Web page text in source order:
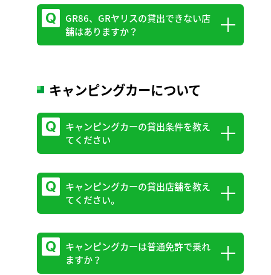
貸出条件は次の通りです。
こと
普通自動車（マニュアル）免許 免許
取得3年以上の方の運転に限る
者の事前申し出があった場合は除く）
交通法規を遵守し、安全運転を心がけ
ること
その他事項については、トヨタレンタ
カー貸渡約款の定めるところとする
GR86、GRヤリスの貸出できない店
舗はありますか？
武蔵浦和駅前店と春日部店では貸出ができ
ません。
キャンピングカーについて
キャンピングカーの貸出条件を教え
てください
貸出条件は次の通りです。
・お支払いはクレジットカーに限ります。
前店に限ります。（乗り捨て不可）
・安心Wプランはご利用できません。
キャンピングカーの貸出店舗を教え
てください。
貸出店舗は与野店、新所沢店、北越谷駅前
店に限ります。（乗り捨て不可）
キャンピングカーは普通免許で乗れ
ますか？